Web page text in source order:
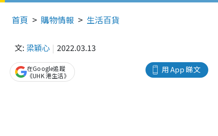
首頁 購物情報 生活百貨
文: 梁穎心 2022.03.13
用 App 睇文
在Google追蹤
《UHK 港生活》